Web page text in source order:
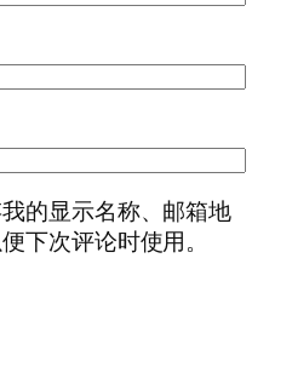
的显示名称、邮箱地
下次评论时使用。